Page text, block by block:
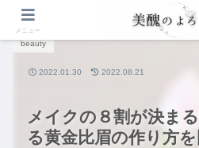
PR
メイクの８割が決ま
る黄金比眉の作り方
beauty
2022.01.30 2022.08.21
メニュー